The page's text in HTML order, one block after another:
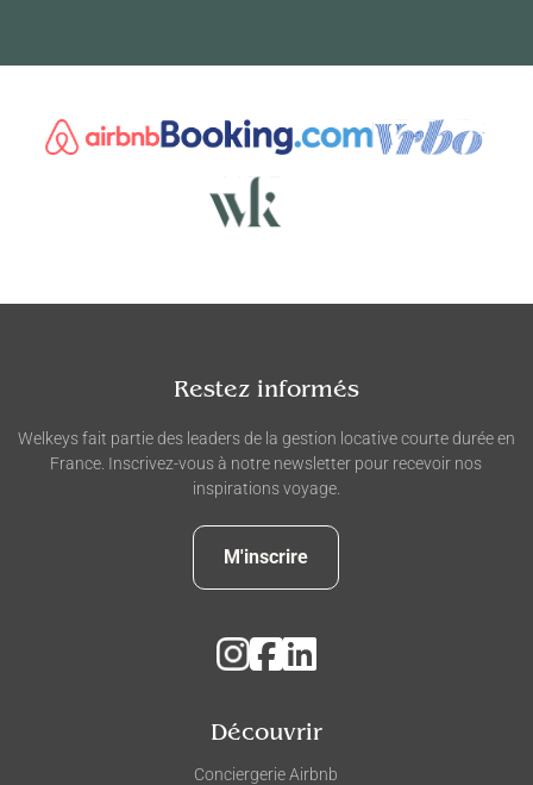
Restez informés
Welkeys fait partie des leaders de la gestion locative courte durée en
France. Inscrivez-vous à notre newsletter pour recevoir nos
inspirations voyage.
M'inscrire
Découvrir
Conciergerie Airbnb